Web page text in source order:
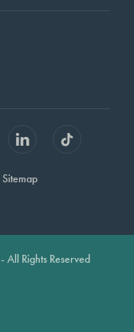
Sitemap
Rights Reserved